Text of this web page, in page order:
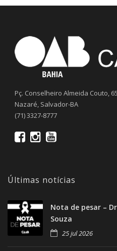
Pç. Conselheiro Almeida Couto,
Nazaré, Salvador-BA
(71) 3327-8777
Últimas notícias
Nota de pesar –
Souza
25 jul 2026